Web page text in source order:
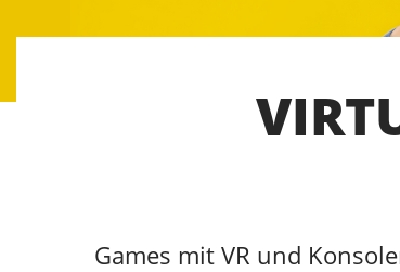
Games mit VR und